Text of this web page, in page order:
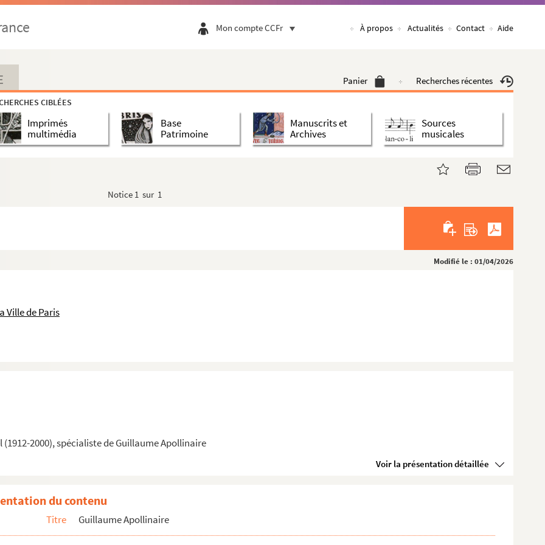
Mon compte CCFr À propos Actualités Contact Aide
Panier Recherches récentes
CIBLÉES
Imprimés
multimédia
Base
Patrimoine
Manuscrits et
Archives
Sources
musicales
Notice 1 sur 1
Modifié le : 01/04/2026
Ville de Paris
2000), spécialiste de Guillaume Apollinaire
Voir la présentation détaillée
de France
du contenu
Titre Guillaume Apollinaire